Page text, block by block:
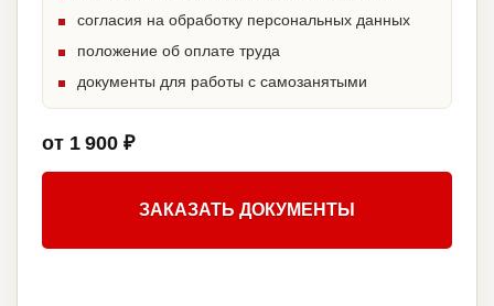
согласия на обработку персональных данных
положение об оплате труда
документы для работы с самозанятыми
от 1 900 ₽
ЗАКАЗАТЬ ДОКУМЕНТЫ